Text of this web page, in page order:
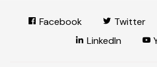
Facebook Twitter
LinkedIn